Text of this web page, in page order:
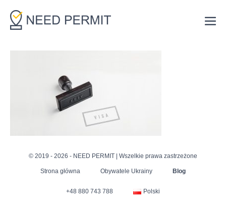
© 2019 - 2026 - NEED PERMIT | Wszelkie prawa zastrzeżone
Strona główna Obywatele Ukrainy Blog
+48 880 743 788 Polski